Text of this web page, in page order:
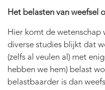
Het belasten van weefsel
Hier komt de
diverse studies blijkt dat
(zelfs al veulen al) met
hebben we hem) belast
belastbaarder is dan